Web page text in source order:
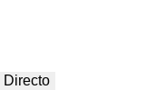
Directo